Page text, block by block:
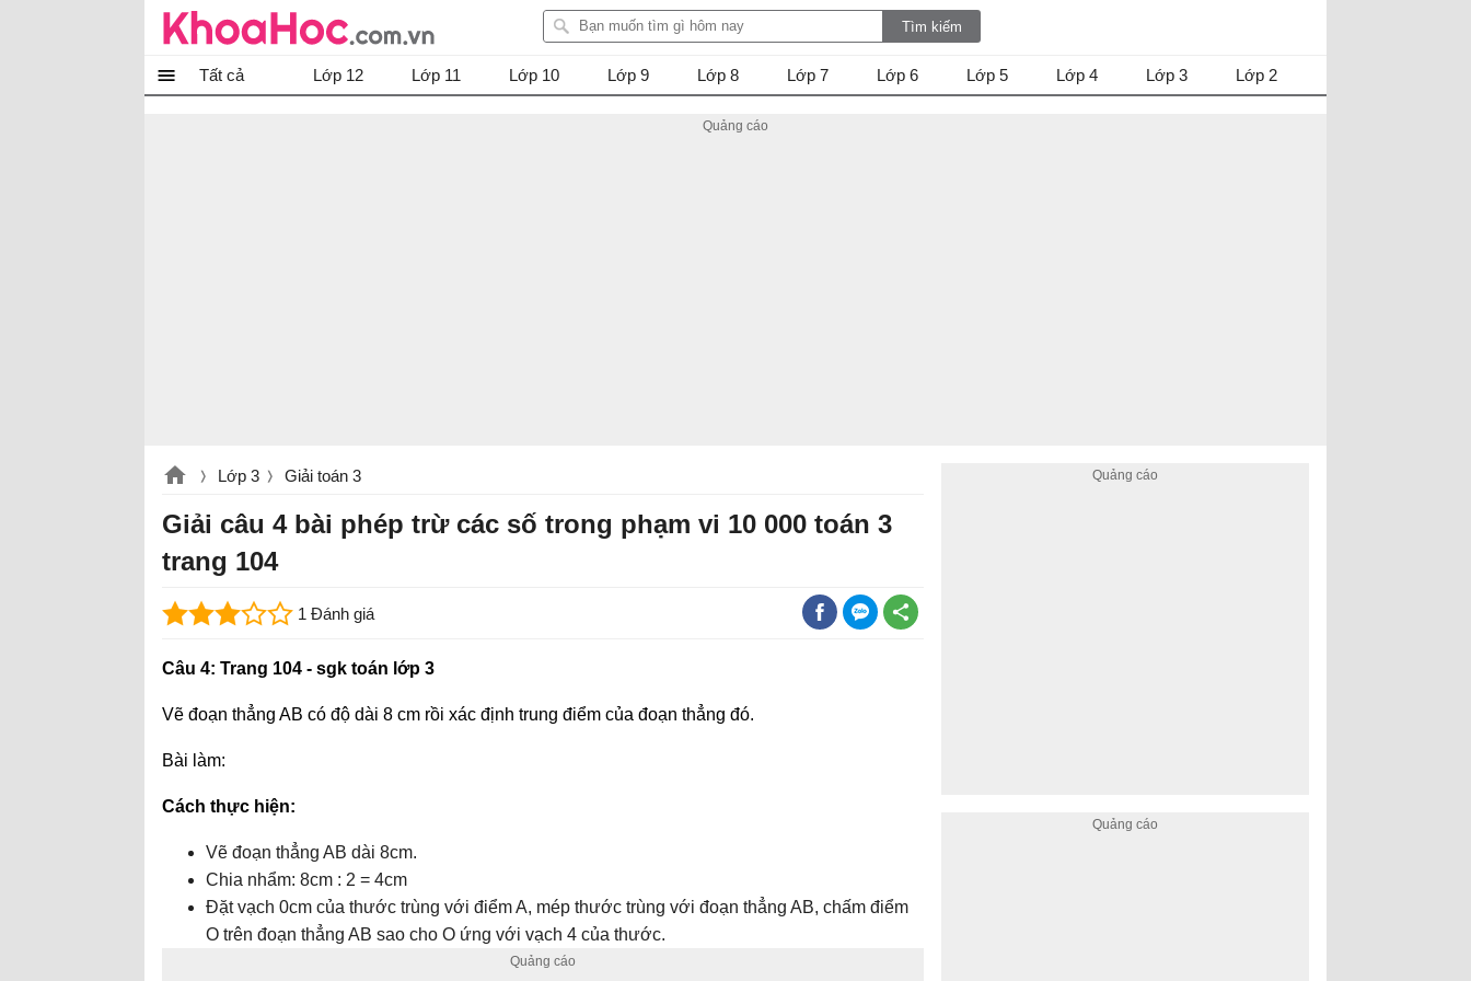
Tất cả Lớp 12 Lớp 11 Lớp 10 Lớp 9 Lớp 8 Lớp 7 Lớp 6 Lớp 5 Lớp 4 Lớp 3 Lớp 2
Lớp 3 Giải toán 3
Giải câu 4 bài phép trừ các số trong phạm vi 10 000 toán 3
trang 104
1 Đánh giá
Câu 4: Trang 104 - sgk toán lớp 3
Vẽ đoạn thẳng AB có độ dài 8 cm rồi xác định trung điểm của đoạn thẳng đó.
Bài làm:
Cách thực hiện:
Vẽ đoạn thẳng AB dài 8cm.
Chia nhẩm: 8cm : 2 = 4cm
Đặt vạch 0cm của thước trùng với điểm A, mép thước trùng với đoạn thẳng AB, chấm điểm
O trên đoạn thẳng AB sao cho O ứng với vạch 4 của thước.